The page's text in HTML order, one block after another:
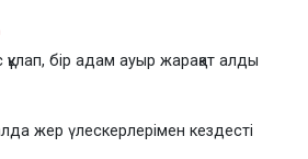
бір адам ауыр жарақат алды
жер үлескерлерімен кездесті